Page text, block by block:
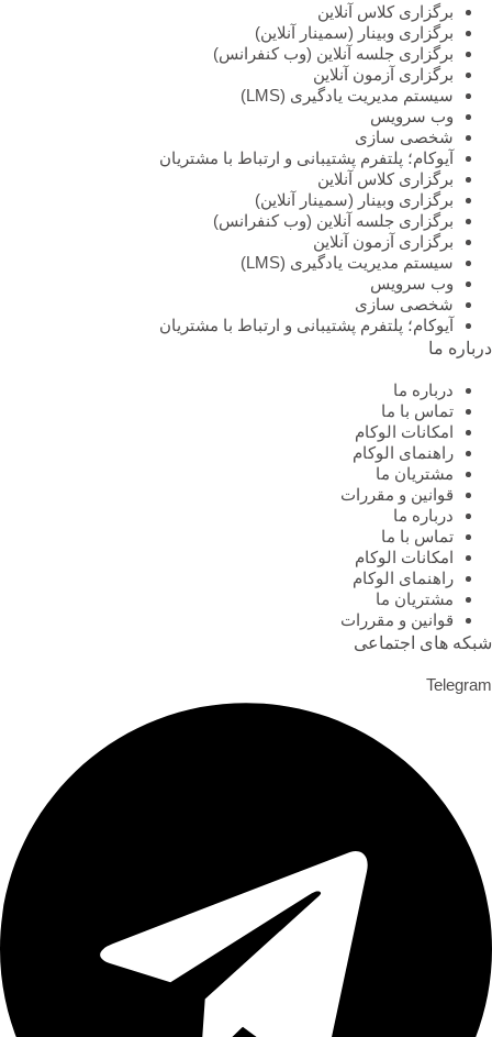
برگزاری کلاس آنلاین
برگزاری وبینار (سمینار آنلاین)
برگزاری جلسه آنلاین (وب کنفرانس)
برگزاری آزمون آنلاین
سیستم مدیریت یادگیری (LMS)
وب سرویس
شخصی سازی
آیوکام؛ پلتفرم پشتیبانی و ارتباط با مشتریان
برگزاری کلاس آنلاین
برگزاری وبینار (سمینار آنلاین)
برگزاری جلسه آنلاین (وب کنفرانس)
برگزاری آزمون آنلاین
سیستم مدیریت یادگیری (LMS)
وب سرویس
شخصی سازی
آیوکام؛ پلتفرم پشتیبانی و ارتباط با مشتریان
درباره ما
درباره ما
تماس با ما
امکانات الوکام
راهنمای الوکام
مشتریان ما
قوانین و مقررات
درباره ما
تماس با ما
امکانات الوکام
راهنمای الوکام
مشتریان ما
قوانین و مقررات
شبکه های اجتماعی
Telegram